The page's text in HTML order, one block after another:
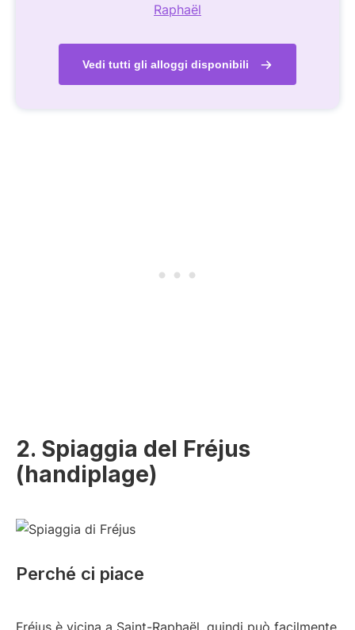
Raphaël
Vedi tutti gli alloggi disponibili
2. Spiaggia del Fréjus
(handiplage)
Perché ci piace